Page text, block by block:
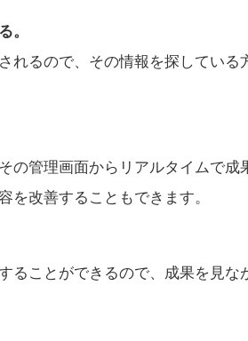
。
れるので、その情報を探している
の管理画面からリアルタイムで成
を改善することもできます。
ることができるので、成果を見な